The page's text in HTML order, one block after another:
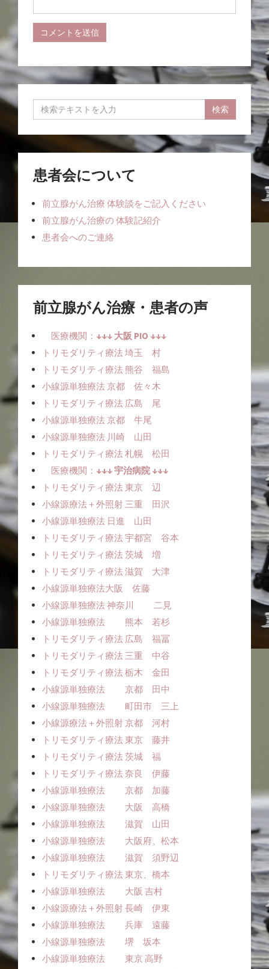
患者会について
前立腺がん治療 体験談をご記入ください
前立腺がん治療の 体験記紹介
患者会へのご連絡
前立腺がん治療・患者の声
医療機関： ↓↓↓ 大阪 PIO ↓↓↓
トリモダリティ療法 埼玉 村
トリモダリティ療法 熊谷 福島
小線源単独療法ㅤ 京都 佐々木
トリモダリティ療法 広島 尾
小線源単独療法ㅤㅤ 京都 牛尾
小線源単独療法ㅤㅤ 川崎 山田
トリモダリティ療法 札幌 松田
医療機関： ↓↓↓ 宇治病院 ↓↓↓
トリモダリティ療法 東京 辺
小線源療法＋外照射 三重 田沢
小線源単独療法ㅤㅤ 日進 山田
トリモダリティ療法 宇都宮 谷本
トリモダリティ療法 茨城 増
トリモダリティ療法 滋賀 大津
小線源単独療法ㅤㅤ大阪 佐藤
小線源単独療法 神奈川 二見
小線源単独療法 熊本 若杉
トリモダリティ療法 広島 福冨
トリモダリティ療法 三重 中谷
トリモダリティ療法 栃木 金田
小線源単独療法 京都 田中
小線源単独療法 町田市 三上
小線源療法＋外照射 京都 河村
トリモダリティ療法 東京 藤井
トリモダリティ療法 茨城 福
トリモダリティ療法 奈良 伊藤
小線源単独療法 京都 加藤
小線源単独療法 大阪 高橋
小線源単独療法 滋賀 山田
小線源単独療法 大阪府、松本
小線源単独療法 滋賀 須野辺
トリモダリティ療法 東京、橋本
小線源単独療法 大阪 吉村
小線源療法＋外照射 長崎 伊東
小線源単独療法 兵庫 遠藤
小線源単独療法 堺 坂本
小線源単独療法 東京 高野